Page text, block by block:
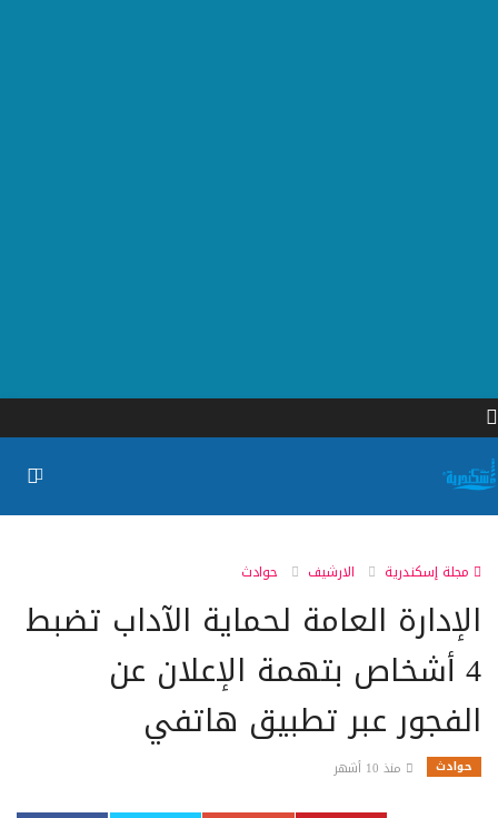
مجلة إسكندرية الارشيف حوادث
الإدارة العامة لحماية الآداب تضبط
4 أشخاص بتهمة الإعلان عن
الفجور عبر تطبيق هاتفي
حوادث منذ 10 أشهر